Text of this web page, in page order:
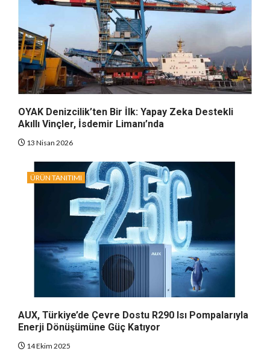
OYAK Denizcilik’ten Bir İlk: Yapay Zeka Destekli
Akıllı Vinçler, İsdemir Limanı’nda
13 Nisan 2026
ÜRÜN TANITIMI
AUX, Türkiye’de Çevre Dostu R290 Isı Pompalarıyla
Enerji Dönüşümüne Güç Katıyor
14 Ekim 2025